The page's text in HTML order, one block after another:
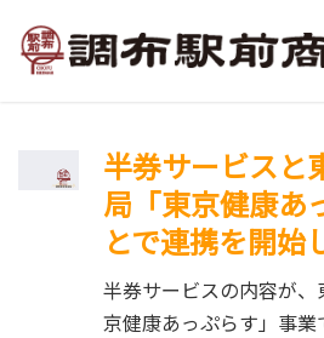
半券サービスと
局「東京健康あ
とで連携を開始
半券サービスの内容が
京健康あっぷらす」事業